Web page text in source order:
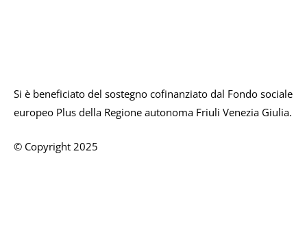
Si è beneficiato del sostegno cofinanziato dal Fondo sociale
europeo Plus della Regione autonoma Friuli Venezia Giulia.
© Copyright 2025